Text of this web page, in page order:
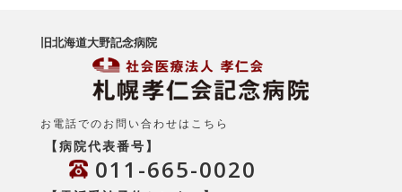
旧北海道大野記念病院
お電話でのお問い合わせはこちら
【病院代表番号】
011-665-0020